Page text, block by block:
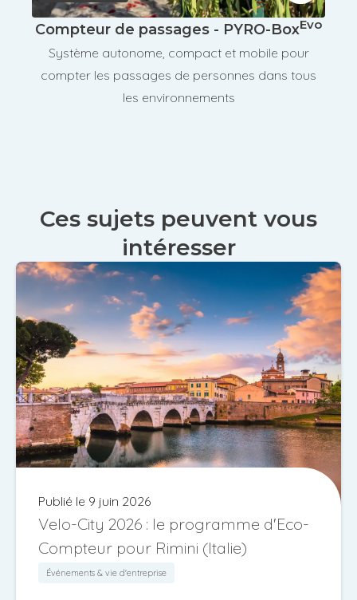
Compteur de passages - PYRO-BoxEvo
Système autonome, compact et mobile pour
compter les passages de personnes dans tous
les environnements
Ces sujets peuvent vous
intéresser
Publié le 9 juin 2026
Velo-City 2026 : le programme d'Eco-
Compteur pour Rimini (Italie)
Événements & vie d'entreprise